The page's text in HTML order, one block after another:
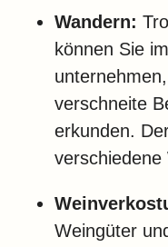
Wandern:
können Sie
verschneite
erkunden.
verschiedene
Weingüter